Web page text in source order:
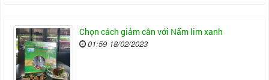
Chọn cách giảm cân với Nấm lim xanh
01:59 18/02/2023